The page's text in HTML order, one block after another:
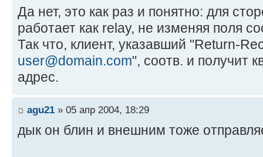
Да нет, это как раз и понятно: для
работает как relay, не изменяя поля
Так что, клиент, указавший "Return-
user@domain.com", соотв. и получит
адрес.
agu21 » 05 апр 2004, 18:29
дык он блин и внешним тоже